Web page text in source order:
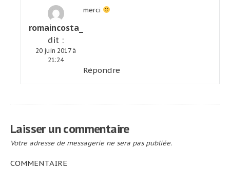
romaincosta_
dit :
20 juin 2017 à
21:24
merci
Répondre
Laisser un commentaire
Votre adresse de messagerie ne sera pas publiée.
COMMENTAIRE